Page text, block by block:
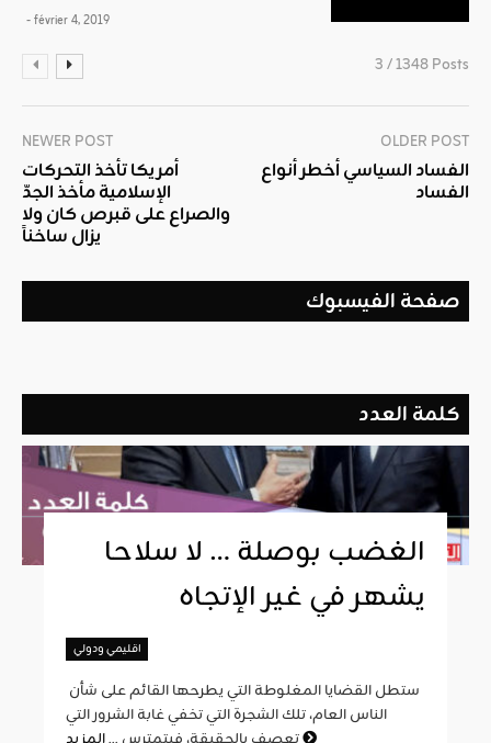
- février 4, 2019
3 / 1348 Posts
NEWER POST
أمريكا تأخذ التحركات
الإسلامية مأخذ الجدّ
والصراع على قبرص كان ولا
يزال ساخناً
OLDER POST
الفساد السياسي أخطر أنواع
الفساد
صفحة الفيسبوك
كلمة العدد
الغضب بوصلة … لا سلاحا
يشهر في غير الإتجاه
اقليمي ودولي
الناس العام، تلك الشجرة التي تخفي غابة الشرور التي